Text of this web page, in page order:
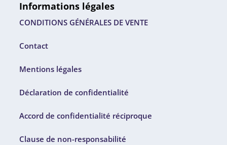
Informations légales
CONDITIONS GÉNÉRALES DE VENTE
Contact
Mentions légales
Déclaration de confidentialité
Accord de confidentialité réciproque
Clause de non-responsabilité